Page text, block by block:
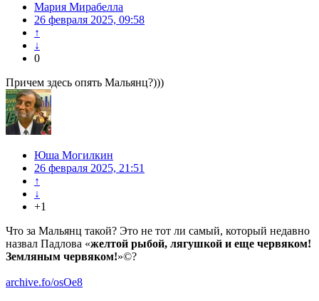
Мария Мирабелла
26 февраля 2025, 09:58
↑
↓
0
Причем здесь опять Мальянц?)))
Юша Могилкин
26 февраля 2025, 21:51
↑
↓
+1
Что за Мальянц такой? Это не тот ли самый, который недавно
назвал Падлова «желтой рыбой, лягушкой и еще червяком!
Земляным червяком!»©?
archive.fo/osOe8